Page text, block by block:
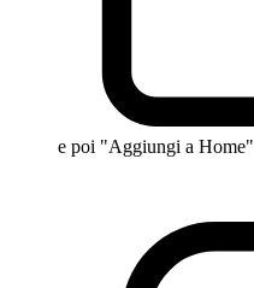
e poi "Aggiungi a Home"